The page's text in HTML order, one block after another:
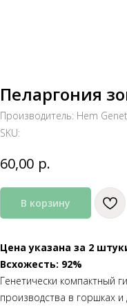
Пеларгония
Производитель: Hem
SKU:
60,00 р.
В корзину
Цена указана за 2
Всхожесть: 92%
Генетически компактный
производства в горшках